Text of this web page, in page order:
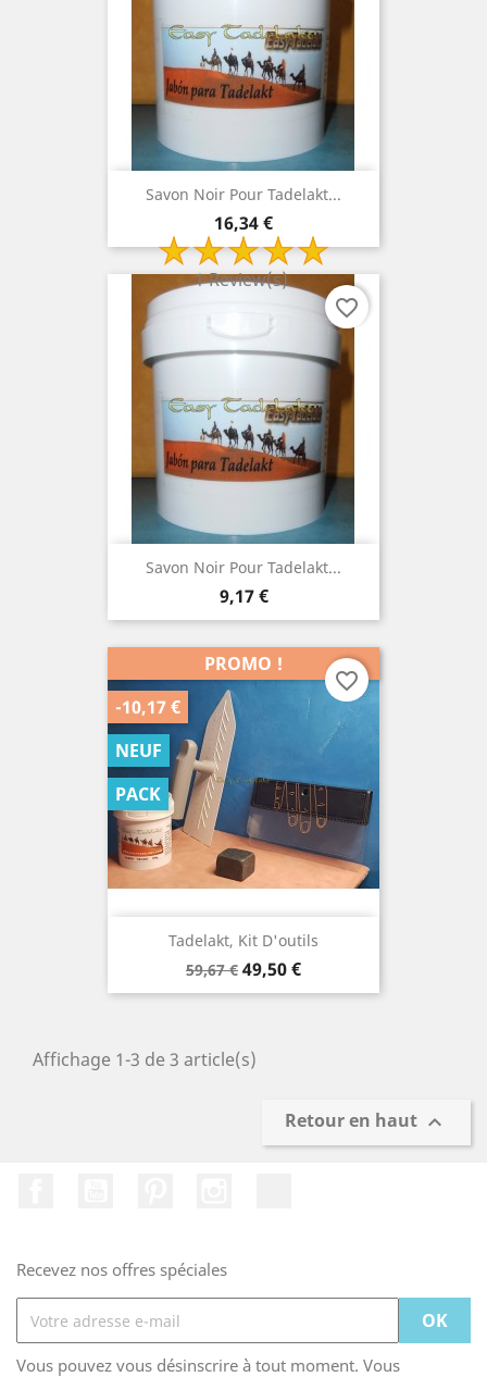
Savon Noir Pour Tadelakt...
Prix
16,34 €
1 Review(s)
Savon Noir Pour Tadelakt...
Prix
9,17 €
favorite_border
Tadelakt, Kit D'outils
Prix
de
59,67 € Prix
49,50 €
PROMO !
-10,17 €
NEUF
PACK
favorite_border
Affichage 1-3 de 3 article(s)
Retour en haut 
Recevez nos offres spéciales
Vous pouvez vous désinscrire à tout moment. Vous